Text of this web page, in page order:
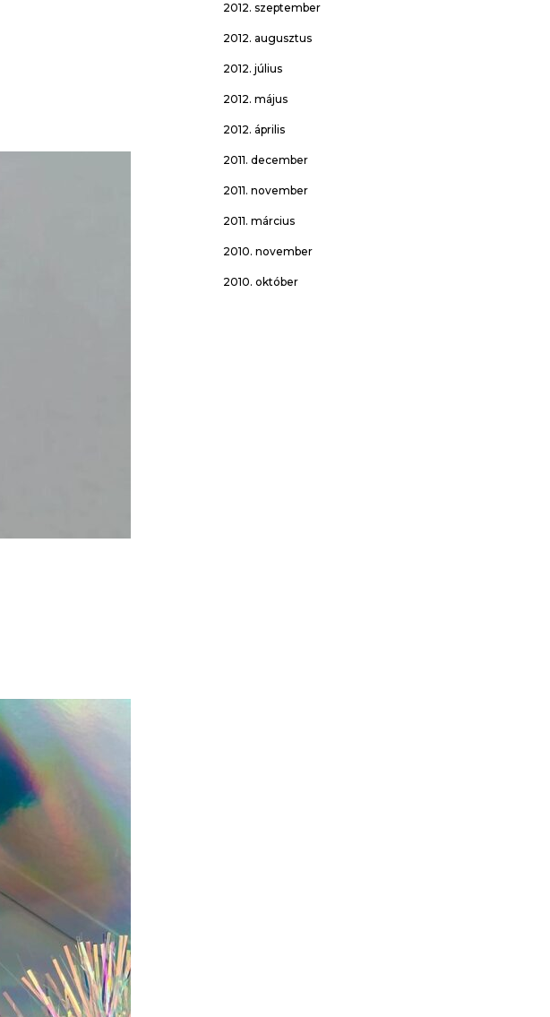
2012. szeptember
2012. augusztus
2012. július
2012. május
2012. április
2011. december
2011. november
2011. március
2010. november
2010. október